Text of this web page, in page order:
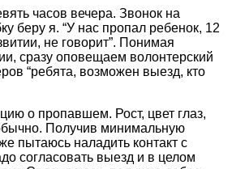
часов вечера. Звонок на
беру я. “У нас пропал ребенок, 12
не говорит”. Понимая
сразу оповещаем волонтерский
“ребята, возможен выезд, кто
о пропавшем. Рост, цвет глаз,
Получив минимальную
пытаюсь наладить контакт с
согласовать выезд и в целом